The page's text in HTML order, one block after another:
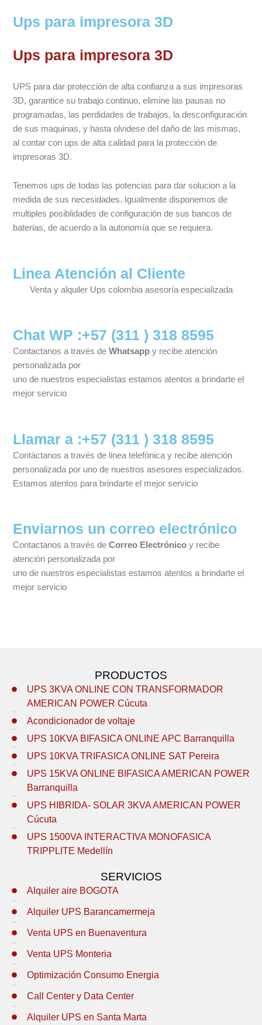
Ups para impresora 3D
Ups para impresora 3D
UPS para dar protección de alta confianza a sus impresoras
3D, garantice su trabajo continuo, elimine las pausas no
programadas, las perdidades de trabajos, la desconfiguración
de sus maquinas, y hasta olvidese del daño de las mismas,
al contar con ups de alta calidad para la protección de
impresoras 3D.
Tenemos ups de todas las potencias para dar solucion a la
medida de sus necesidades. Igualmente disponemos de
multiples posiblidades de configuración de sus bancos de
baterias, de acuerdo a la autonomía que se requiera.
Linea Atención al Cliente
Venta y alquiler Ups colombia asesoría especializada
Chat WP :+57 (311 ) 318 8595
Contactanos a través deWhatsapp y recibe atención
personalizada por
uno de nuestros especialistas estamos atentos a brindarte el
mejor servicio
Llamar a :+57 (311 ) 318 8595
Contáctanos a través de linea telefónica y recibe atención
personalizada por uno de nuestros asesores especializados.
Estamos atentos para brindarte el mejor servicio
Enviarnos un correo electrónico
Contactanos a través deCorreo Electrónico y recibe
atención personalizada por
uno de nuestros especialistas estamos atentos a brindarte el
mejor servicio
PRODUCTOS
UPS 3KVA ONLINE CON TRANSFORMADOR
AMERICAN POWER Cúcuta
Acondicionador de voltaje
UPS 10KVA BIFASICA ONLINE APC Barranquilla
UPS 10KVA TRIFASICA ONLINE SAT Pereira
UPS 15KVA ONLINE BIFASICA AMERICAN POWER
Barranquilla
UPS HIBRIDA- SOLAR 3KVA AMERICAN POWER
Cúcuta
UPS 1500VA INTERACTIVA MONOFASICA
TRIPPLITE Medellín
SERVICIOS
Alquiler aire BOGOTA
Alquiler UPS Barancamermeja
Venta UPS en Buenaventura
Venta UPS Monteria
Optimización Consumo Energia
Call Center y Data Center
Alquiler UPS en Santa Marta